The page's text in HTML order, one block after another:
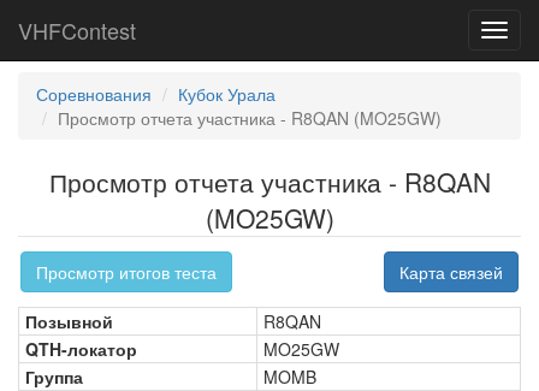
VHFContest
Соревнования
Кубок Урала
Просмотр отчета участника - R8QAN (MO25GW)
Просмотр отчета участника - R8QAN
(MO25GW)
Просмотр итогов теста Карта связей
Позывной
R8QAN
QTH-локатор
MO25GW
Группа
MOMB